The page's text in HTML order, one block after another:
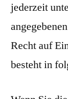
jederzeit
Recht auf
besteht in